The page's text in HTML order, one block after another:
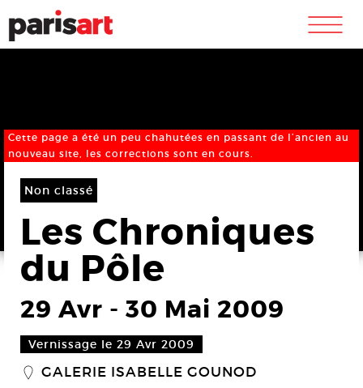
m
Cette page a été un peu chahutées en passant de l’ancien au
nouveau site, les corrections sont en cours.
Non classé
Les Chroniques
du Pôle
29 Avr - 30 Mai 2009
Vernissage le 29 Avr 2009
_ GALERIE ISABELLE GOUNOD